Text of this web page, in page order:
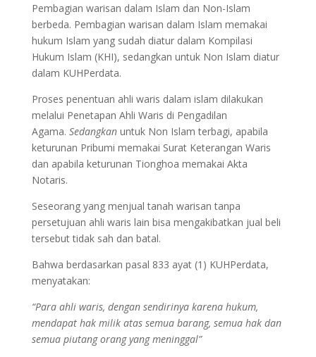
Pembagian warisan dalam Islam dan Non-Islam
berbeda. Pembagian warisan dalam Islam memakai
hukum Islam yang sudah diatur dalam Kompilasi
Hukum Islam (KHI), sedangkan untuk Non Islam diatur
dalam KUHPerdata.
Proses penentuan ahli waris dalam islam dilakukan
melalui Penetapan Ahli Waris di Pengadilan
Agama. Sedangkanuntuk Non Islam terbagi, apabila
keturunan Pribumi memakai Surat Keterangan Waris
dan apabila keturunan Tionghoa memakai Akta
Notaris.
Seseorang yang menjual tanah warisan tanpa
persetujuan ahli waris lain bisa mengakibatkan jual beli
tersebut tidak sah dan batal.
Bahwa berdasarkan pasal 833 ayat (1) KUHPerdata,
menyatakan:
“Para ahli waris, dengan sendirinya karena hukum,
mendapat hak milik atas semua barang, semua hak dan
semua piutang orang yang meninggal”